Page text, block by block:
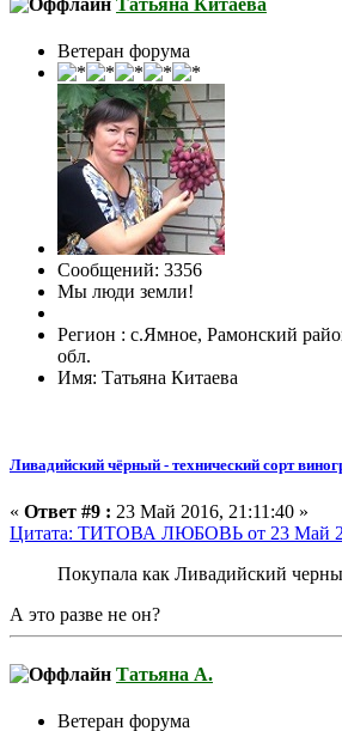
Ветеран форума
Сообщений: 3356
Мы люди земли!
Регион : с.Ямное, Рамонский
обл.
Имя: Татьяна Китаева
Ливадийский чёрный - технический сорт
« Ответ #9 : 23 Май 2016, 21:11:40 »
Цитата: ТИТОВА ЛЮБОВЬ от 23 Май
Покупала как Ливадийский
А это разве не он?
Татьяна А.
Ветеран форума